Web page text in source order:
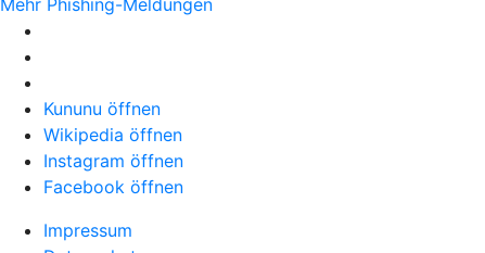
Mehr Phishing-Meldungen
Kununu öffnen
Wikipedia öffnen
Instagram öffnen
Facebook öffnen
Impressum